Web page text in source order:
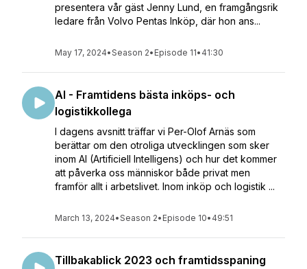
presentera vår gäst Jenny Lund, en framgångsrik
ledare från Volvo Pentas Inköp, där hon ans...
May 17, 2024•Season 2• Episode 11• 41:30
AI - Framtidens bästa inköps- och
logistikkollega
I dagens avsnitt träffar vi Per-Olof Arnäs som
berättar om den otroliga utvecklingen som sker
inom AI (Artificiell Intelligens) och hur det kommer
att påverka oss människor både privat men
framför allt i arbetslivet. Inom inköp och logistik ...
March 13, 2024•Season 2• Episode 10• 49:51
Tillbakablick 2023 och framtidsspaning